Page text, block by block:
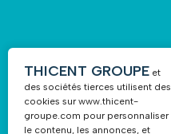
THICENT GROUPE et
des sociétés tierces utilisent des
cookies surwww.thicent-
groupe.com pour personnaliser
le contenu, les annonces, et